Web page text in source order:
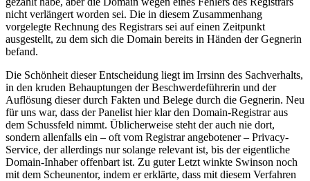
nicht verlängert worden sei. Die in diesem Zusammenhang
vorgelegte Rechnung des Registrars sei auf einen Zeitpunkt
ausgestellt, zu dem sich die Domain bereits in Händen der Gegnerin
befand.
Die Schönheit dieser Entscheidung liegt im Irrsinn des Sachverhalts,
in den kruden Behauptungen der Beschwerdeführerin und der
Auflösung dieser durch Fakten und Belege durch die Gegnerin. Neu
für uns war, dass der Panelist hier klar den Domain-Registrar aus
dem Schussfeld nimmt. Üblicherweise steht der auch nie dort,
sondern allenfalls ein – oft vom Registrar angebotener – Privacy-
Service, der allerdings nur solange relevant ist, bis der eigentliche
Domain-Inhaber offenbart ist. Zu guter Letzt winkte Swinson noch
mit dem Scheunentor, indem er erklärte, dass mit diesem Verfahren